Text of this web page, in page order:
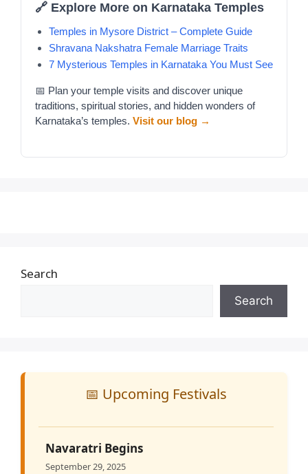
🔗 Explore More on Karnataka Temples
Temples in Mysore District – Complete Guide
Shravana Nakshatra Female Marriage Traits
7 Mysterious Temples in Karnataka You Must See
📅 Plan your temple visits and discover unique
traditions, spiritual stories, and hidden wonders of
Karnataka’s temples. Visit our blog →
Search
Search
📅 Upcoming Festivals
Navaratri Begins
September 29, 2025